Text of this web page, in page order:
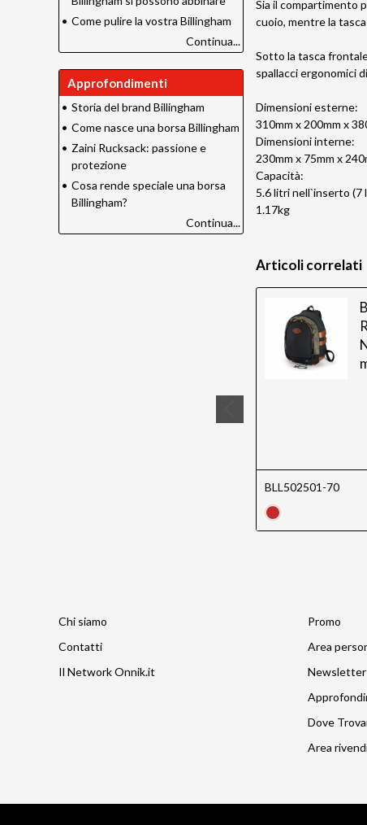
Sia il compartimento
cuoio, mentre la
Sotto la tasca
spallacci ergonomici
Dimensioni esterne:
310mm x 200mm x
Dimensioni interne:
230mm x 75mm x
Capacità:
5.6 litri nell`inserto (7
1.17kg
Articoli correlati
BLL502501-70
• Come pulire la vostra Billingham
Continua...
Approfondimenti
• Storia del brand Billingham
• Come nasce una borsa Billingham
• Zaini Rucksack: passione e
protezione
• Cosa rende speciale una borsa
Billingham?
Continua...
Chi siamo
Contatti
Il Network Onnik.it
Promo
Area
Newsletter
Dove
Area